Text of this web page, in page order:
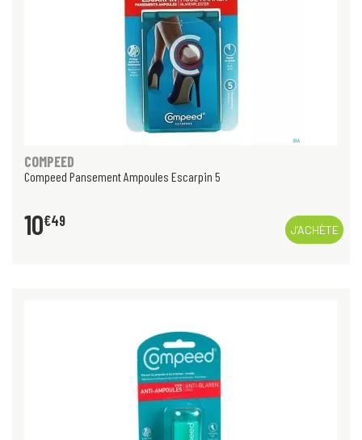
COMPEED
Compeed Pansement Ampoules Escarpin 5
10€49
J’ACHÈTE